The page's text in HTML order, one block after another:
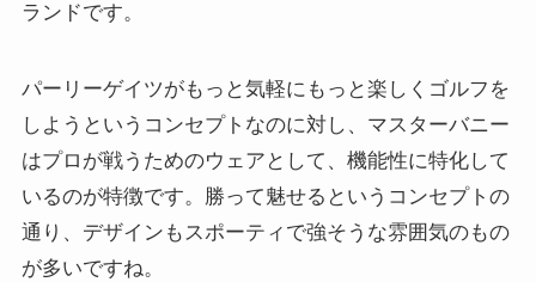
ランドです。
パーリーゲイツがもっと気軽にもっと楽しくゴルフを
しようというコンセプトなのに対し、マスターバニー
はプロが戦うためのウェアとして、機能性に特化して
いるのが特徴です。勝って魅せるというコンセプトの
通り、デザインもスポーティで強そうな雰囲気のもの
が多いですね。